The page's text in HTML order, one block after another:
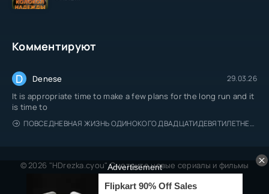
Комментируют
D Denese 29.03.26
It is appropriate time to make a few plans for the long run and it
is time to
ПОВСЕДНЕВНАЯ ЖИЗНЬ ОДИНОКОГО ДВАДЦАТИДЕВЯТИЛЕТНЕГО АВАНТЮРИСТА
© 2026 "HDrezka.cyou" Смотрите новые сериалы и фильмы
Все права защищены, берегитесь пиратов.